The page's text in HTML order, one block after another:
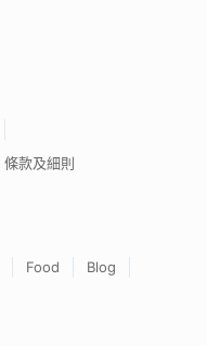
條款及細則
Food
Blog